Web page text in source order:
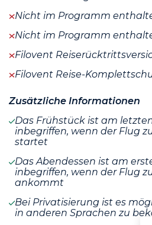
Nicht im Programm
Nicht im Programm
Filovent
Filovent Reise-
Zusätzliche Informationen
Das Frühstück ist am
inbegriffen, wenn der Flug
startet
Das Abendessen ist am
inbegriffen, wenn der Flug
ankommt
Bei Privatisierung ist es
in anderen Sprachen zu